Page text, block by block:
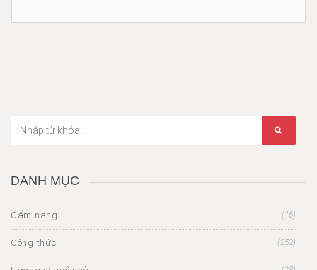
DANH MỤC
Cẩm nang (16)
Công thức (252)